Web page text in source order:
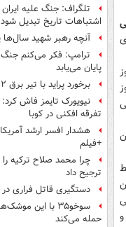
امروز
نیست و
تلگراف: جنگ علیه
اشتباهات تاریخ تبدیل شود
آنچه رهبر شهید سال‌ها
ترامپ: فکر می‌کنم جنگ
پایان می‌یابد
برخورد پراید با تیر برق ۲ فوتی بر جای گذاشت
نیویورک تایمز فاش کرد:
تفرقه افکنی در کوبا
هشدار افسر ارشد
+فیلم
چرا محمد صلاح ترکیه
ترجیح داد
دستگیری قاتل فراری
سوخو۳۵ با این
حمله می‌کند